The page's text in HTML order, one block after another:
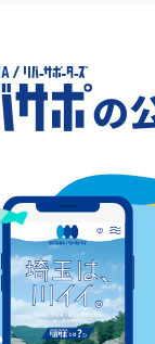
【リバ
の